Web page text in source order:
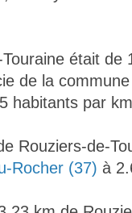
était de
de la
habitants par
Rouziers-de-
Rocher (37) à